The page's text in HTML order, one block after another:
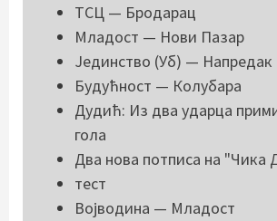
ТСЦ — Бродарац
Младост — Нови Пазар
Јединство (Уб) —
Будућност — Колубара
Дудић: Из два ударца
гола
Два нова потписа на "Чика
тест
Војводина — Младост